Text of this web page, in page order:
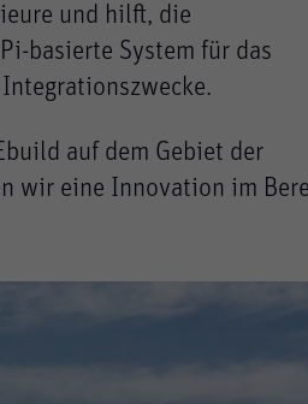
und hilft, die
basierte System für das
auf dem Gebiet der
wir eine Innovation im